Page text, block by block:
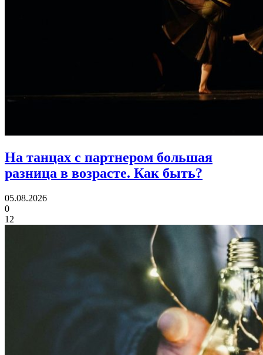
На танцах с партнером большая
разница в возрасте. Как быть?
05.08.2026
0
12